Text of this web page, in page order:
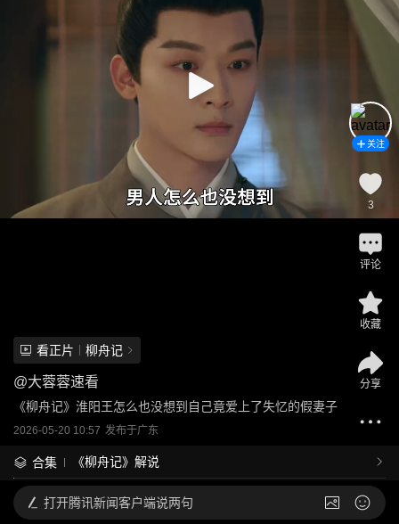
看正片 柳舟记
@大蓉蓉速看
《柳舟记》淮阳王怎么也没想到自己竟爱上了失忆的假妻子
2026-05-20 10:57 发布于广东
合集 《柳舟记》解说
关注
3
评论
收藏
分享
打开腾讯新闻客户端说两句